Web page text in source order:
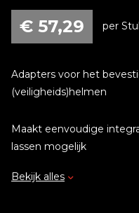
€ 57,29 per
Adapters voor het
(veiligheids)helmen
Maakt eenvoudige
lassen mogelijk
Bevestigingsmateriaal
Bekijk alles